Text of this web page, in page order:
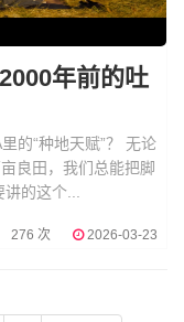
年前的吐
的“种地天赋”？ 无论
良田，我们总能把脚
的这个...
276 次 2026-03-23